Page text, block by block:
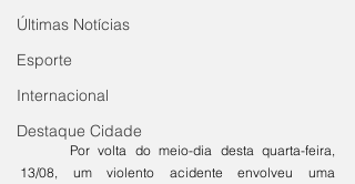
Últimas Notícias
Esporte
Internacional
Destaque Cidade
13/08, um violento acidente envolveu uma